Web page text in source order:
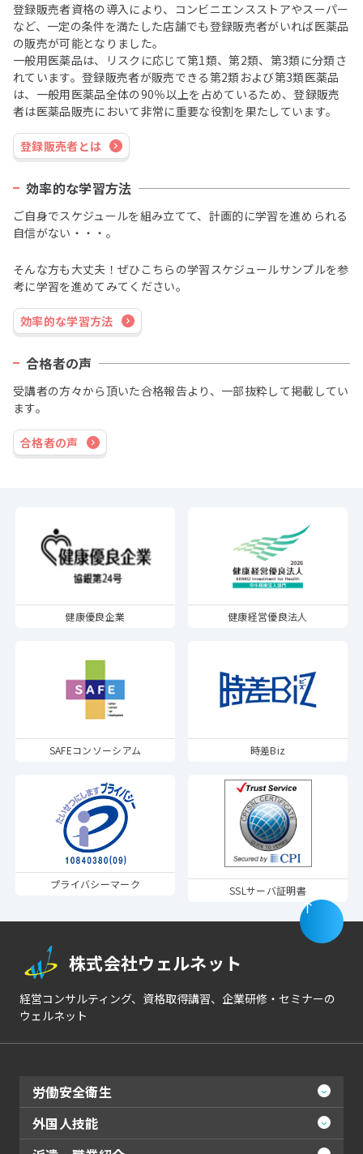
登録販売者資格の導入により、コンビニエンスストアやスーパー
など、一定の条件を満たした店舗でも登録販売者がいれば医薬品
の販売が可能となりました。
一般用医薬品は、リスクに応じて第1類、第2類、第3類に分類さ
れています。登録販売者が販売できる第2類および第3類医薬品
は、一般用医薬品全体の90％以上を占めているため、登録販売
者は医薬品販売において非常に重要な役割を果たしています。 ​​​
登録販売者とは
効率的な学習方法
ご自身でスケジュールを組み立てて、計画的に学習を進められる
自信がない・・・。
そんな方も大丈夫！ぜひこちらの学習スケジュールサンプルを参
考に学習を進めてみてください。
効率的な学習方法
合格者の声
受講者の方々から頂いた合格報告より、一部抜粋して掲載してい
ます。
合格者の声
健康優良企業 健康経営優良法人
SAFEコンソーシアム 時差Biz
プライバシーマーク SSLサーバ証明書
株式会社ウェルネット
経営コンサルティング、資格取得講習、企業研修・セミナーの
ウェルネット
労働安全衛生
外国人技能